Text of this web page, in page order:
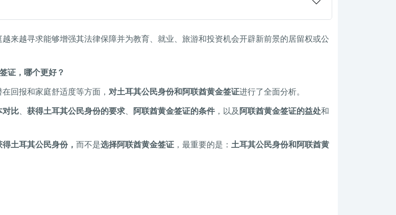
来越寻求能够增强其法律保障并为教育、就业、旅游和投资机会开辟新前景的居留权或公
证，哪个更好？
回报和家庭舒适度等方面，对土耳其公民身份和阿联酋黄金签证进行了全面分析。
对比、获得土耳其公民身份的要求、 阿联酋黄金签证的条件 ，以及阿联酋黄金签证的益处和
土耳其公民身份，而不是选择阿联酋黄金签证 ，最重要的是：土耳其公民身份和阿联酋黄